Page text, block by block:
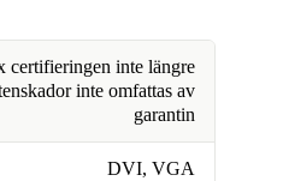
certifieringen inte längre
inte omfattas av
garantin
DVI, VGA